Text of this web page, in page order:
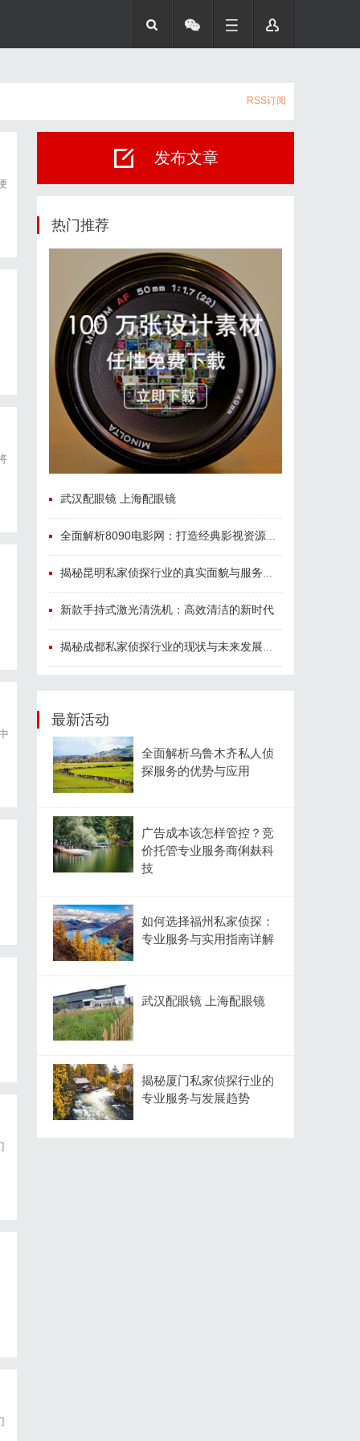
RSS订阅
发布文章
热门推荐
武汉配眼镜 上海配眼镜
全面解析8090电影网：打造经典影视资源一站式平台
揭秘昆明私家侦探行业的真实面貌与服务价值
新款手持式激光清洗机：高效清洁的新时代
揭秘成都私家侦探行业的现状与未来发展趋势
最新活动
全面解析乌鲁木齐私人侦
探服务的优势与应用
广告成本该怎样管控？竞
价托管专业服务商俐麸科
技
如何选择福州私家侦探：
专业服务与实用指南详解
武汉配眼镜 上海配眼镜
揭秘厦门私家侦探行业的
专业服务与发展趋势